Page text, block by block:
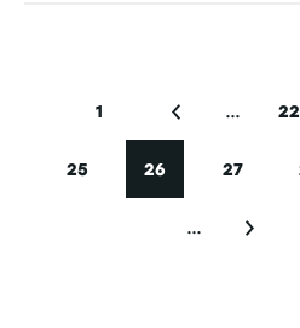
Erste Seite
1
Vorherige Seite
… 22
Seite
25
Aktuelle Seite
26
Seite
27
…